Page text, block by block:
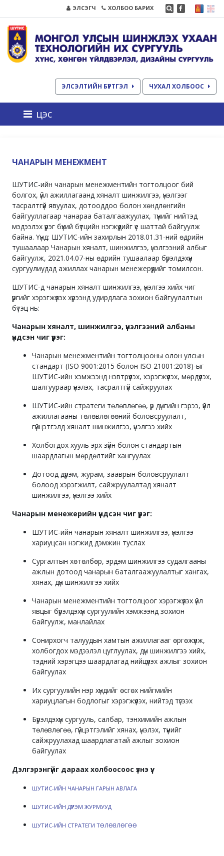
ЭЛСЭГЧ ХОЛБОО БАРИХ
ЭЛСЭЛТИЙН БҮРТГЭЛ ЧУХАЛ ХОЛБООС
цэс
ЧАНАРЫН МЕНЕЖМЕНТ
ШУТИС-ийн чанарын менежментийн тогтолцоог бий
болгох, үйл ажиллагаанд хяналт шинжилгээ, үнэлгээг
тасралтгүй явуулах, дотооддоо болон хөндлөнгийн
байгууллагаар чанараа баталгаажуулах, түүнийг нийтэд
мэдээлэх үүрэг бүхий бүтцийн нэгжүүдийг үе шаттай байгуулж
байна. Үүнд: ШУТИС-ийн захирлын 2018.01.31-ний өдрийн
тушаалаар Чанарын хяналт, шинжилгээ, үнэлгээний албыг
байгуулж, 2021.04.07-ны өдрийн тушаалаар бүрэлдэхүүн
сургуулиудад ажиллах чанарын менежерүүдийг томилсон.
ШУТИС-д чанарын хяналт шинжилгээ, үнэлгээ хийх чиг
үүргийг хэрэгжүүлэх хүрээнд удирдлага зохион байгуулалтын
бүтэц нь:
Чанарын хяналт, шинжилгээ, үнэлгээний албаны
үндсэн чиг үүрэг:
Чанарын менежментийн тогтолцооны олон улсын
стандарт (ISO 9001:2015 болон ISO 21001:2018)-ыг
ШУТИС-ийн хэмжээнд нэвтрүүлэх, хэрэгжүүлэх, мөрдүүлэх,
шалгуураар үнэлэх, тасралтгүй сайжруулах
ШУТИС-ийн стратеги төлөвлөгөө, үр дүнгийн гэрээ, үйл
ажиллагааны төлөвлөгөөний боловсруулалт,
гүйцэтгэлд хяналт шинжилгээ, үнэлгээ хийх
Холбогдох хууль эрх зүйн болон стандартын
шаардлагын мөрдөлтийг хангуулах
Дотоод дүрэм, журам, зааврын боловсруулалт
болоод хэрэгжилт, сайжруулалтад хяналт
шинжилгээ, үнэлгээ хийх
Чанарын менежерийн үндсэн чиг үүрэг:
ШУТИС-ийн чанарын хяналт шинжилгээ, үнэлгээ
хариуцсан нэгжид дэмжин туслах
Сургалтын хөтөлбөр, эрдэм шинжилгээ судалгааны
ажлын дотоод чанарын баталгаажуулалтыг хангах,
хянах, дүн шинжилгээ хийх
Чанарын менежментийн тогтолцоог хэрэгжүүлэх үйл
явцыг бүрэлдэхүүн сургуулийн хэмжээнд зохион
байгуулж, манлайлах
Сонирхогч талуудын хамтын ажиллагааг өргөжүүлж,
холбогдох мэдээлэл цуглуулах, дүн шинжилгээ хийх,
тэдний хэрэгцээ шаардлагад нийцүүлэх ажлыг зохион
байгуулах
Их сургуулийн нэр хүндийг өсгөх нийгмийн
хариуцлагын бодлогыг хэрэгжүүлэх, нийтэд түгээх
Бүрэлдэхүүн сургууль, салбар, тэнхимийн ажлын
төлөвлөгөө, гүйцэтгэлийг хянах, үнэлэх, түүнийг
сайжруулахад шаардлагатай ажлыг зохион
байгуулах
Дэлгэрэнгүйг дараах холбоосоос үзнэ үү:
ШУТИС-ИЙН ЧАНАРЫН ГАРЫН АВЛАГА
ШУТИС-ИЙН ДҮРЭМ ЖУРМУУД
ШУТИС-ИЙН СТРАТЕГИ ТӨЛӨВЛӨГӨӨ